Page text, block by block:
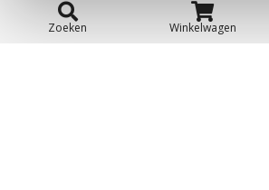
Zoeken Winkelwagen
Poppenwagen.be
Waterwinweg 9